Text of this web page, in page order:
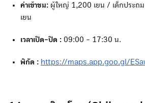
ค่าเข้าชม: ผู้ใหญ่ 1,200 เยน / เด็กประถ
เยน
เวลาเปิด-ปิด : 09:00 - 17:30 น.
พิกัด : https://maps.app.goo.gl/